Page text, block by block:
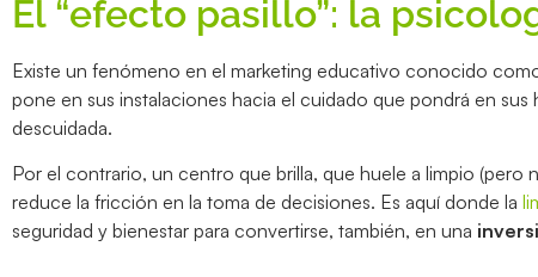
El “efecto pasillo”: la
Existe un fenómeno en el marketing educativo conocido
pone en sus instalaciones hacia el cuidado que pondrá en
descuidada.
Por el contrario, un centro que brilla, que huele a limpio (pero
reduce la fricción en la toma de decisiones. Es aquí donde la
seguridad y bienestar para convertirse, también, en una